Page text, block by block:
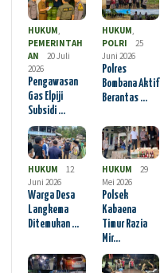
HUKUM,
PEMERINTAH
AN
20 Juli
2026
Pengawasan
Gas Elpiji
Subsidi …
HUKUM,
POLRI
25
Juni 2026
Polres
Bombana Aktif
Berantas …
HUKUM
12
Juni 2026
Warga Desa
Langkema
Ditemukan …
HUKUM
29
Mei 2026
Polsek
Kabaena
Timur Razia
Mir…